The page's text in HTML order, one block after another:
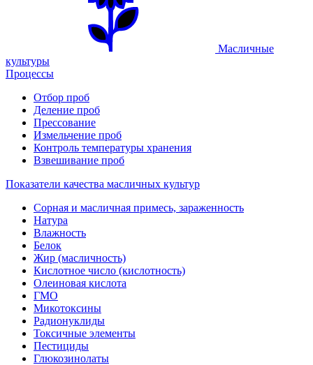
Масличные
культуры
Процессы
Отбор проб
Деление проб
Прессование
Измельчение проб
Контроль температуры хранения
Взвешивание проб
Показатели качества масличных культур
Сорная и масличная примесь, зараженность
Натура
Влажность
Белок
Жир (масличность)
Кислотное число (кислотность)
Олеиновая кислота
ГМО
Микотоксины
Радионуклиды
Токсичные элементы
Пестициды
Глюкозинолаты